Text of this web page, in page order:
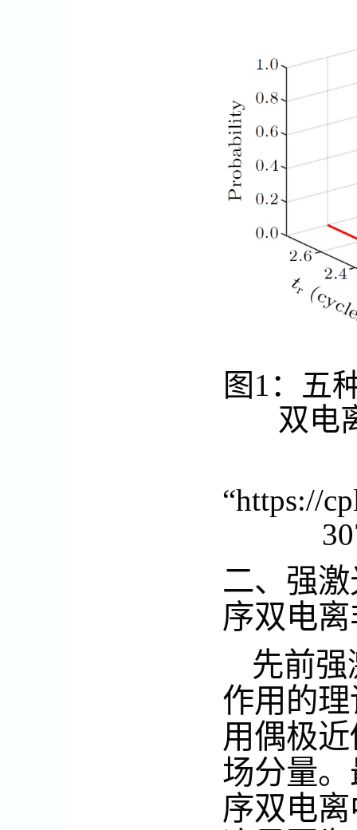
图 1 ：五
双电
“https://
二、强
序双电
先前
作用的
用偶极
场分量
序双电